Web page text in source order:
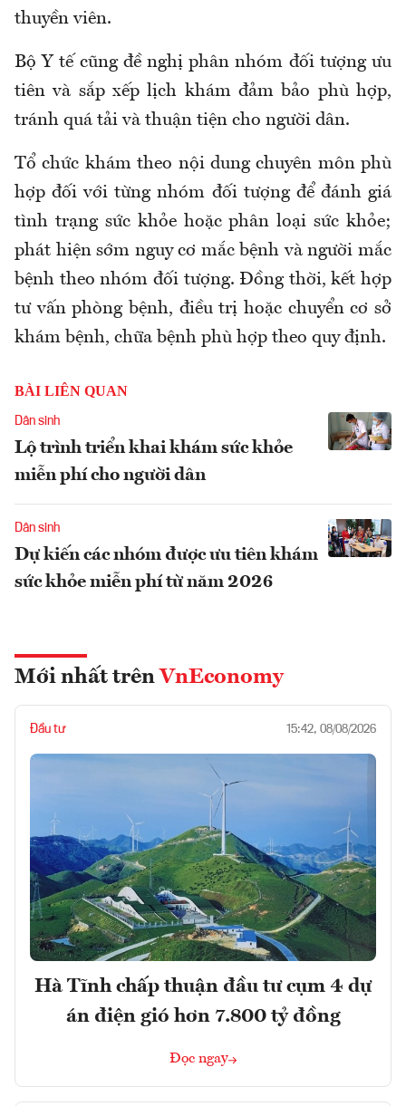
thuyền viên.
Bộ Y tế cũng đề nghị phân nhóm đối tượng ưu
tiên và sắp xếp lịch khám đảm bảo phù hợp,
tránh quá tải và thuận tiện cho người dân.
Tổ chức khám theo nội dung chuyên môn phù
hợp đối với từng nhóm đối tượng để đánh giá
tình trạng sức khỏe hoặc phân loại sức khỏe;
phát hiện sớm nguy cơ mắc bệnh và người mắc
bệnh theo nhóm đối tượng. Đồng thời, kết hợp
tư vấn phòng bệnh, điều trị hoặc chuyển cơ sở
khám bệnh, chữa bệnh phù hợp theo quy định.
BÀI LIÊN QUAN
Dân sinh
Lộ trình triển khai khám sức khỏe
miễn phí cho người dân
Dân sinh
Dự kiến các nhóm được ưu tiên khám
sức khỏe miễn phí từ năm 2026
Mới nhất trên VnEconomy
Đầu tư 15:42, 08/08/2026
Hà Tĩnh chấp thuận đầu tư cụm 4 dự
án điện gió hơn 7.800 tỷ đồng
Đọc ngay